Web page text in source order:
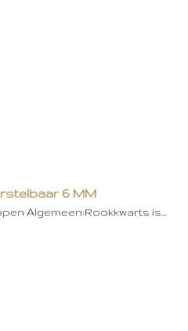
6 MM
Algemeen:Rookkwarts is…